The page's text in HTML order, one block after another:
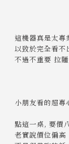
這機器真是太專
以致於完全看不
不過不重要 拉
小朋友看的超專
點這一桌, 要價
老實說價位偏高